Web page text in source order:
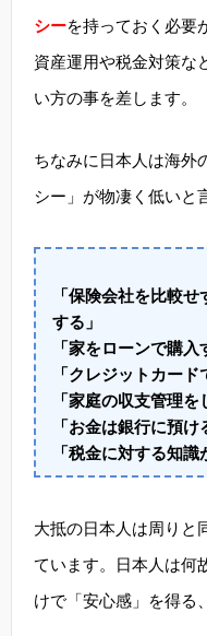
シーを持っておく必要
資産運用や税金対策な
い方の事を差します。
ちなみに日本人は海外
シー」が物凄く低いと
「保険会社を比較
する」
「家をローンで購入
「クレジットカード
「家庭の収支管理を
「お金は銀行に預け
「税金に対する知識
大抵の日本人は周りと
ています。日本人は何
けで「安心感」を得る